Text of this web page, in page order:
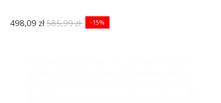
498,09 zł585,99 zł -15%